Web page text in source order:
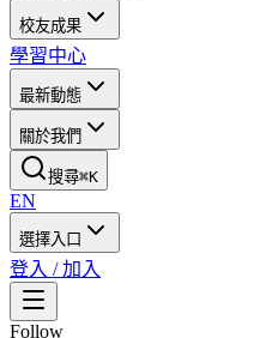
校友成果
學習中心
最新動態
關於我們
搜尋⌘K
EN
選擇入口
登入 / 加入
Follow